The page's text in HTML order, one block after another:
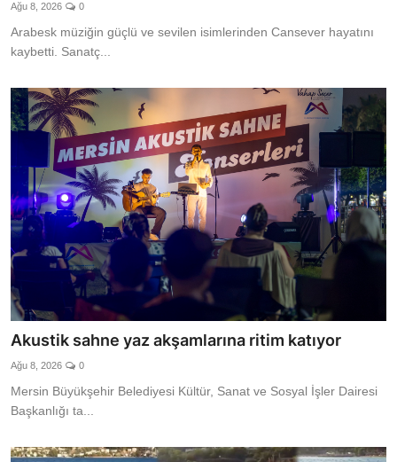
Ağu 8, 2026 0
Arabesk müziğin güçlü ve sevilen isimlerinden Cansever hayatını
kaybetti. Sanatç...
Akustik sahne yaz akşamlarına ritim katıyor
Ağu 8, 2026 0
Mersin Büyükşehir Belediyesi Kültür, Sanat ve Sosyal İşler Dairesi
Başkanlığı ta...